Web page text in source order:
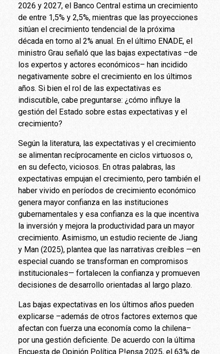
2026 y 2027, el Banco Central estima un crecimiento
de entre 1,5% y 2,5%, mientras que las proyecciones
sitúan el crecimiento tendencial de la próxima
década en torno al 2% anual. En el último ENADE, el
ministro Grau señaló que las bajas expectativas –de
los expertos y actores económicos– han incidido
negativamente sobre el crecimiento en los últimos
años. Si bien el rol de las expectativas es
indiscutible, cabe preguntarse: ¿cómo influye la
gestión del Estado sobre estas expectativas y el
crecimiento?
Según la literatura, las expectativas y el crecimiento
se alimentan recíprocamente en ciclos virtuosos o,
en su defecto, viciosos. En otras palabras, las
expectativas empujan el crecimiento, pero también el
haber vivido en períodos de crecimiento económico
genera mayor confianza en las instituciones
gubernamentales y esa confianza es la que incentiva
la inversión y mejora la productividad para un mayor
crecimiento. Asimismo, un estudio reciente de Jiang
y Man (2025), plantea que las narrativas creíbles —en
especial cuando se transforman en compromisos
institucionales— fortalecen la confianza y promueven
decisiones de desarrollo orientadas al largo plazo.
Las bajas expectativas en los últimos años pueden
explicarse –además de otros factores externos que
afectan con fuerza una economía como la chilena–
por una gestión deficiente. De acuerdo con la última
Encuesta de Opinión Política P!ensa 2025, el 63% de